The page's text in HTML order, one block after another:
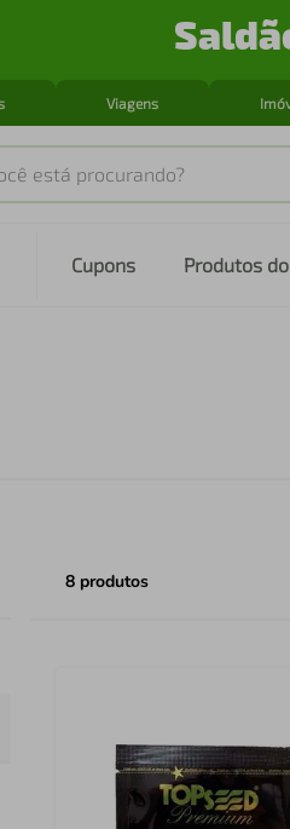
Viagens
está procurando?
Cupons Produtos
8 produtos